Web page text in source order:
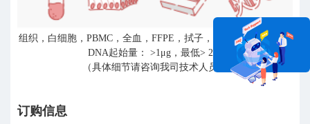
组织，白细胞，PBMC，全血，FFPE，拭子，总DNA等。建议总
DNA起始量： >1μg，最低> 200
（具体细节请咨询我司技术人员）
订购信息